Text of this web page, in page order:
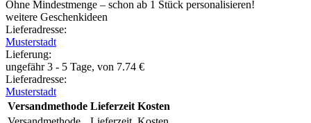
Ohne Mindestmenge – schon ab 1 Stück personalisieren!
weitere Geschenkideen
Lieferadresse:
Musterstadt
Lieferung:
ungefähr 3 - 5 Tage, von 7.74 €
Lieferadresse:
Musterstadt
Versandmethode Lieferzeit Kosten